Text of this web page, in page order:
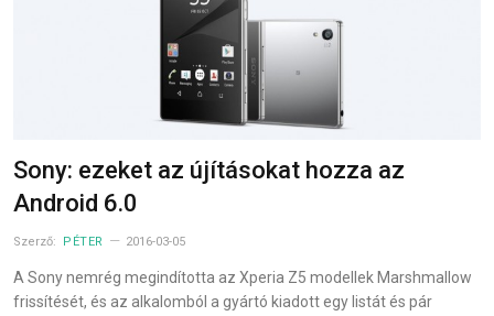
Sony: ezeket az újításokat hozza az
Android 6.0
Szerző: PÉTER 2016-03-05
A Sony nemrég megindította az Xperia Z5 modellek Marshmallow
frissítését, és az alkalomból a gyártó kiadott egy listát és pár